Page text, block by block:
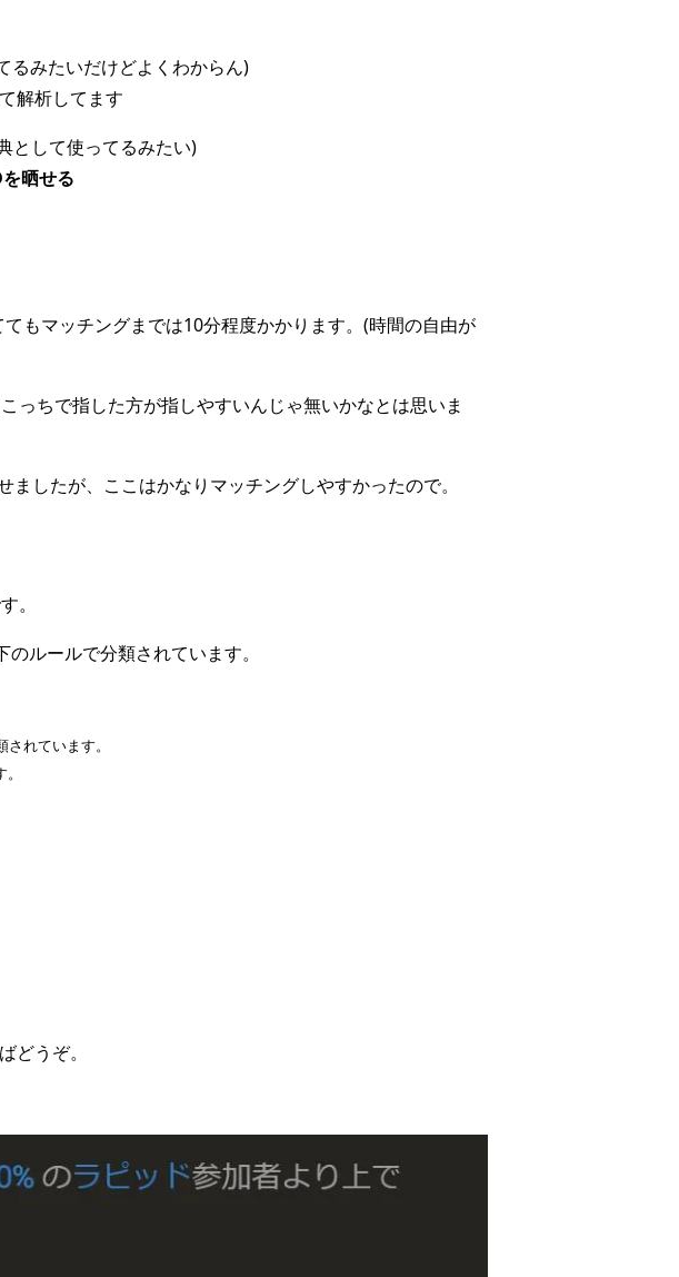
るみたいだけどよくわからん)
解析してます
として使ってるみたい)
晒せる
もマッチングまでは10分程度かかります。(時間の自由が
っちで指した方が指しやすいんじゃ無いかなとは思いま
したが、ここはかなりマッチングしやすかったので。
。
ルールで分類されています。
れています。
どうぞ。